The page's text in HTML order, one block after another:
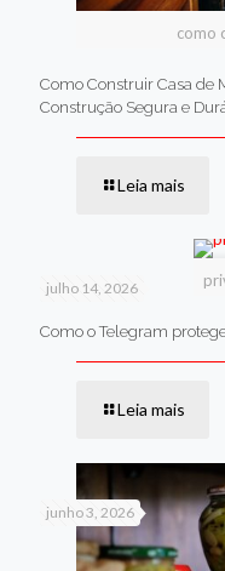
como
Como Construir Casa de
Construção Segura e
Leia mais
julho 14, 2026
Como o Telegram
Leia mais
junho 3, 2026